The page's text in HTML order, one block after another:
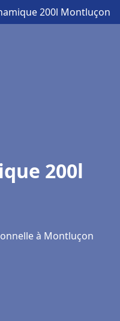
200l Montluçon
200l
à Montluçon